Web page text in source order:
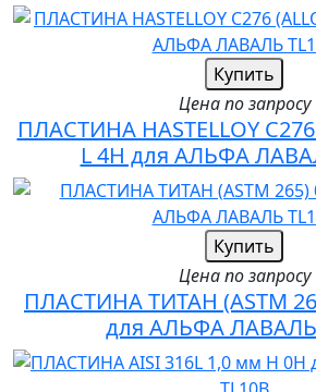
Купить
Цена по запросу
ПЛАСТИНА HASTELLOY
L 4H для АЛЬФА
Купить
Цена по запросу
ПЛАСТИНА ТИТАН (ASTM
для АЛЬФА ЛАВАЛЬ